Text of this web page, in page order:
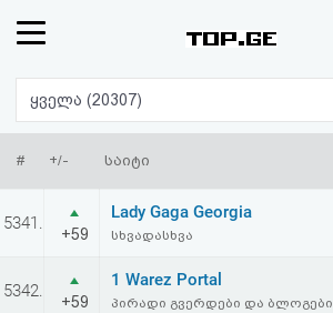
რეიტინგი
(მთავარი)
ფოსტა
პასუხი
ყველა (20307)
# +/- საიტი
5341.
+59
Lady Gaga Georgia
სხვადასხვა
5342.
+59
1 Warez Portal
პირადი გვერდები და ბლოგები